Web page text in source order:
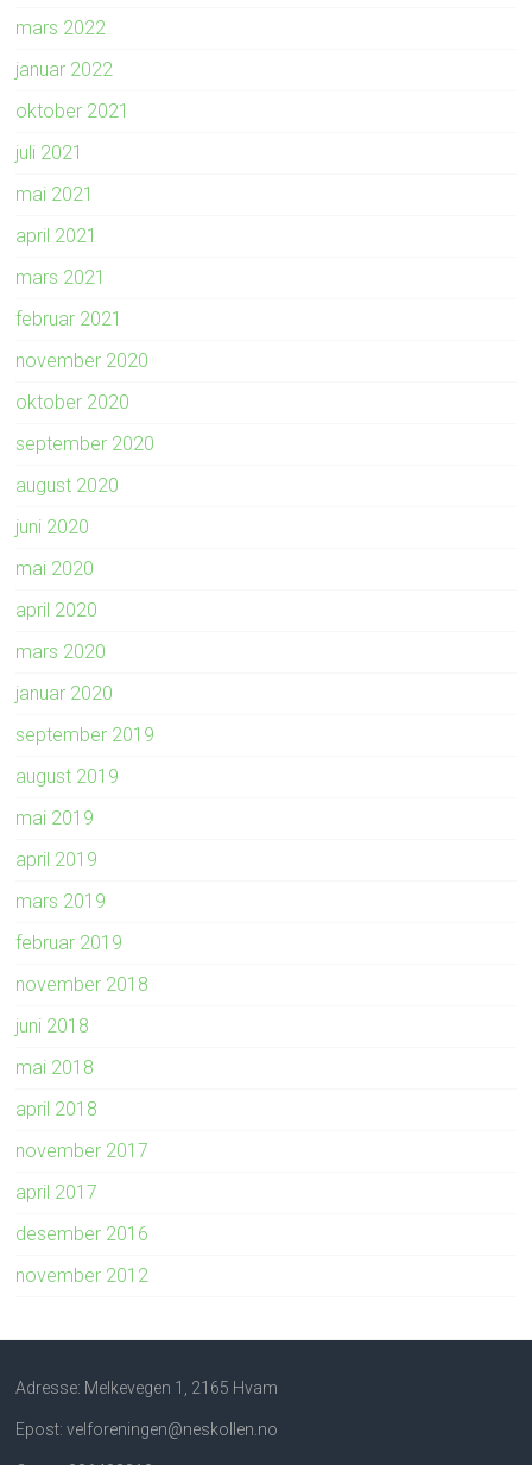
mars 2022
januar 2022
oktober 2021
juli 2021
mai 2021
april 2021
mars 2021
februar 2021
november 2020
oktober 2020
september 2020
august 2020
juni 2020
mai 2020
april 2020
mars 2020
januar 2020
september 2019
august 2019
mai 2019
april 2019
mars 2019
februar 2019
november 2018
juni 2018
mai 2018
april 2018
november 2017
april 2017
desember 2016
november 2012
Adresse: Melkevegen 1, 2165 Hvam
Epost: velforeningen@neskollen.no